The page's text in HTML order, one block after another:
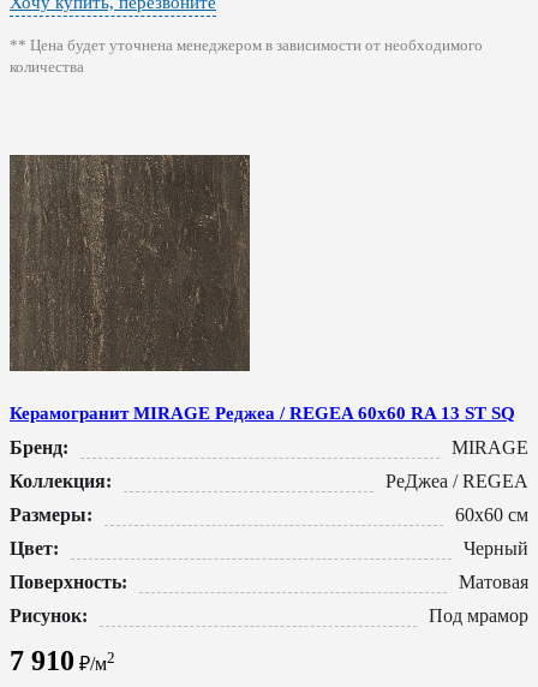
** Цена будет уточнена менеджером в зависимости от необходимого
количества
Керамогранит MIRAGE Реджеа / REGEA 60x60 RA 13 ST SQ
Бренд:
MIRAGE
Коллекция:
РеДжеа / REGEA
Размеры:
60x60 см
Цвет:
Черный
Поверхность:
Матовая
Рисунок:
Под мрамор
7 910 ₽/м2